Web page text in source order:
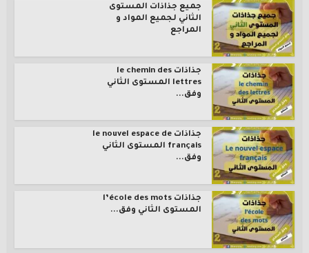
جميع جذاذات المستوى
الثاني لجميع المواد و
المراجع
جذاذات le chemin des
lettres المستوى الثاني
وفق...
جذاذات le nouvel espace de
français المستوى الثاني
وفق...
جذاذات l’école des mots
المستوى الثاني وفق...